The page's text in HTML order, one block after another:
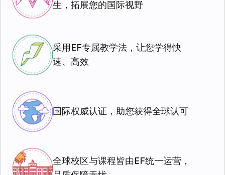
生，拓展您的国际视野
采用EF专属教学法，让您学得快
速、高效
国际权威认证，助您获得全球认可
全球校区与课程皆由EF统一运营，